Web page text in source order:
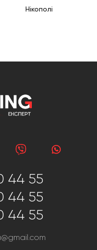
Нікополі
44 55
44 55
44 55